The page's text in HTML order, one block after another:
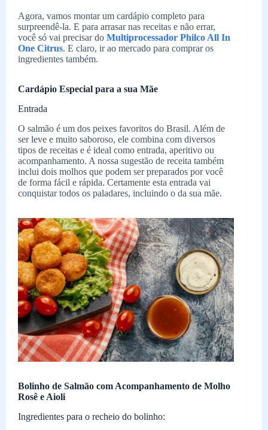
Agora, vamos montar um cardápio completo para
surpreendê-la. E para arrasar nas receitas e não errar,
você só vai precisar do Multiprocessador Philco All In
One Citrus. E claro, ir ao mercado para comprar os
ingredientes também.
Cardápio Especial para a sua Mãe
Entrada
O salmão é um dos peixes favoritos do Brasil. Além de
ser leve e muito saboroso, ele combina com diversos
tipos de receitas e é ideal como entrada, aperitivo ou
acompanhamento. A nossa sugestão de receita também
inclui dois molhos que podem ser preparados por você
de forma fácil e rápida. Certamente esta entrada vai
conquistar todos os paladares, incluindo o da sua mãe.
Bolinho de Salmão com Acompanhamento de Molho
Rosê e Aioli
Ingredientes para o recheio do bolinho: